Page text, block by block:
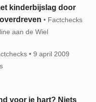
kinderbijslag door
Factchecks
aan de Wiel
9 april 2009
voor je hart? Niets